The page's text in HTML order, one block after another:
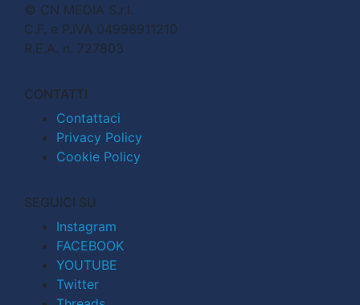
© CN MEDIA S.r.l.
C.F. e P.IVA 04998911210
R.E.A. n. 727803
CONTATTI
Contattaci
Privacy Policy
Cookie Policy
SEGUICI SU
Instagram
FACEBOOK
YOUTUBE
Twitter